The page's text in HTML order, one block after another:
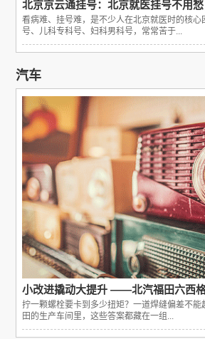
北京京云通挂号：北京就医挂号不用
看病难、挂号难，是不少人在北京就医时的核心
号、儿科专科号、妇科男科号，常常苦于...
汽车
小改进撬动大提升 ——北汽福田六西
拧一颗螺栓要卡到多少扭矩？一道焊缝偏差不能
田的生产车间里，这些答案都藏在一组...